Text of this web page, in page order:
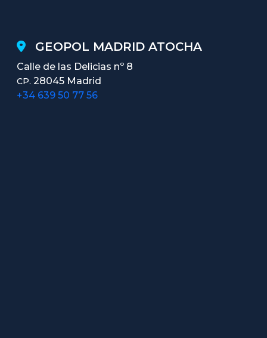
GEOPOL MADRID ATOCHA
Calle de las Delicias nº 8
CP. 28045 Madrid
+34 639 50 77 56